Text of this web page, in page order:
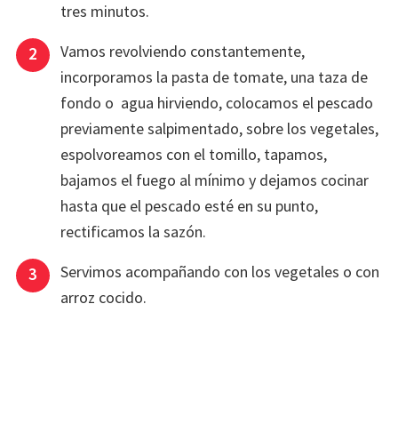
tres minutos.
Vamos revolviendo constantemente,
incorporamos la pasta de tomate, una taza de
fondo o agua hirviendo, colocamos el pescado
previamente salpimentado, sobre los vegetales,
espolvoreamos con el tomillo, tapamos,
bajamos el fuego al mínimo y dejamos cocinar
hasta que el pescado esté en su punto,
rectificamos la sazón.
Servimos acompañando con los vegetales o con
arroz cocido.